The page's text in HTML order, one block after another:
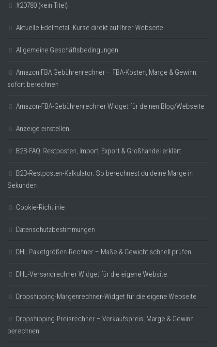
#20780 (kein Titel)
Aktuelle Edelmetall-Kurse direkt auf Ihrer Webseite
Allgemeine Geschäftsbedingungen
Amazon FBA Gebührenrechner – FBA-Kosten, Marge & Gewinn
sofort berechnen
Amazon-FBA-Gebührenrechner Widget für deinen Blog/Webseite
Anzeige einstellen
B2B-FAQ: Restposten, Import, Export & Großhandel erklärt
B2B-Restposten-Kalkulator: So berechnest du deine Marge in
Sekunden
Cookie-Richtlinie
Datenschutzbestimmungen
DHL Paketgrößen-Rechner – Maße & Gewicht schnell prüfen
DHL-Versandrechner Widget für die eigene Website.
Dropshipping-Margenrechner-Widget für die eigene Webseite
Dropshipping-Preisrechner – Verkaufspreis, Marge & Gewinn
berechnen